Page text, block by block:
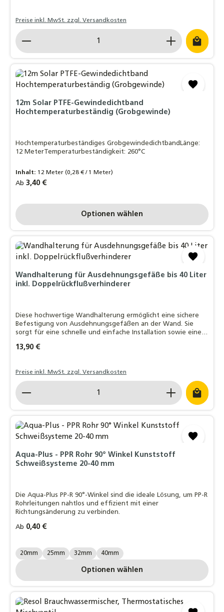
Preise inkl. MwSt. zzgl. Versandkosten
Produkt Anzahl: Gib den gewünschten Wert
12m Solar PTFE-Gewindedichtband
Hochtemperaturbeständig (Grobgewinde)
Hochtemperaturbeständiges GrobgewindedichtbandLänge:
12 MeterTemperaturbeständigkeit: 260°C
Inhalt: 12 Meter(0,28 € / 1 Meter)
Regulärer Preis:
Ab 3,40 €
Optionen wählen
Wandhalterung für Ausdehnungsgefäße bis 40 Liter
inkl. Doppelrückflußverhinderer
Diese hochwertige Wandhalterung ermöglicht eine sichere
Befestigung von Ausdehnungsgefäßen an der Wand. Sie
sorgt für eine schnelle und einfache Installation sowie eine
Regulärer Preis:
13,90 €
Preise inkl. MwSt. zzgl. Versandkosten
Produkt Anzahl: Gib den gewünschten Wert
Aqua-Plus - PPR Rohr 90° Winkel Kunststoff
Schweißsysteme 20-40 mm
Die Aqua-Plus PP-R 90°-Winkel sind die ideale Lösung, um PP-R
Rohrleitungen nahtlos und effizient mit einer
Richtungsänderung zu verbinden.
Regulärer Preis:
Ab 0,40 €
AQUA PLUS GRÖßE:
20mm 25mm 32mm 40mm
Optionen wählen